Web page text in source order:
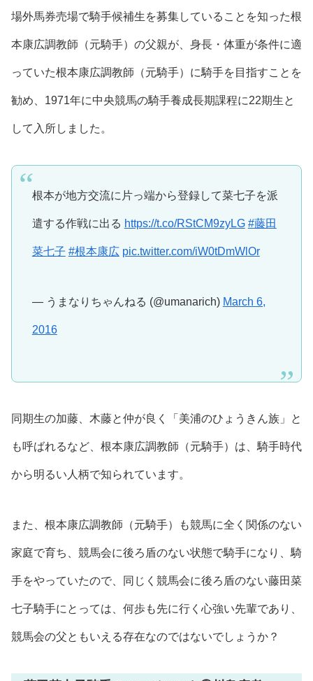
場外馬券売場で騎手候補生を募集していることを知った根
本康広調教師（元騎手）の父親が、身長・体重が条件に適
っていた根本康広調教師（元騎手）に騎手を目指すことを
勧め、1971年に中央競馬の騎手養成長期課程に22期生と
して入所しました。
根本が地方交流に片っ端から登録して菜七子を派
遣する作戦に出る https://t.co/RStCM9zyLG #藤田
菜七子 #根本康広 pic.twitter.com/iW0tDmWlOr
— うまなりちゃんねる (@umanarich) March 6,
2016
同期生の加藤、木藤と仲が良く「美浦のひょうきん族」と
も呼ばれるなど、根本康広調教師（元騎手）は、騎手時代
から明るい人柄で知られています。
また、根本康広調教師（元騎手）も競馬に全く関係のない
家庭で育ち、競馬会に後ろ盾のない状態で騎手になり、騎
手をやっていたので、同じく競馬会に後ろ盾のない藤田菜
七子騎手にとっては、何歩も先に行く心強い先輩であり、
競馬会の父ともいえる存在なのではないでしょうか？